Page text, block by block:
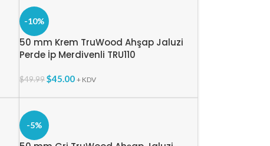
-10%
50 mm Krem TruWood Ahşap Jaluzi
Perde İp Merdivenli TRU110
$49.99 $45.00 + KDV
-5%